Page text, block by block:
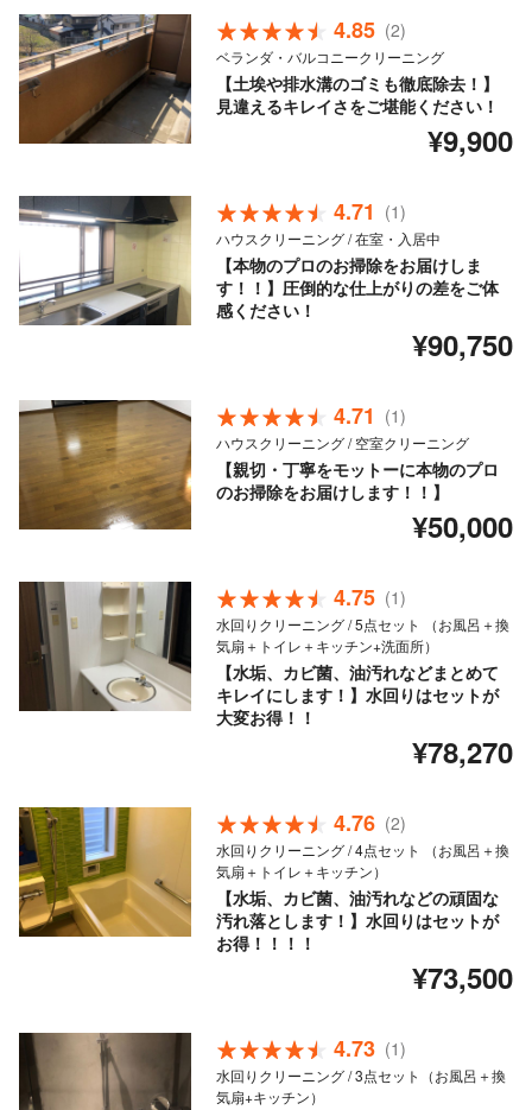
4.85 (2)
ベランダ・バルコニークリーニング
【土埃や排水溝のゴミも徹底除去！】
見違えるキレイさをご堪能ください！
¥9,900
4.71 (1)
ハウスクリーニング / 在室・入居中
【本物のプロのお掃除をお届けしま
す！！】圧倒的な仕上がりの差をご体
感ください！
¥90,750
4.71 (1)
ハウスクリーニング / 空室クリーニング
【親切・丁寧をモットーに本物のプロ
のお掃除をお届けします！！】
¥50,000
4.75 (1)
水回りクリーニング / 5点セット （お風呂＋換
気扇＋トイレ＋キッチン+洗面所）
【水垢、カビ菌、油汚れなどまとめて
キレイにします！】水回りはセットが
大変お得！！
¥78,270
4.76 (2)
水回りクリーニング / 4点セット （お風呂＋換
気扇＋トイレ＋キッチン）
【水垢、カビ菌、油汚れなどの頑固な
汚れ落とします！】水回りはセットが
お得！！！！
¥73,500
4.73 (1)
水回りクリーニング / 3点セット（お風呂＋換
気扇+キッチン）